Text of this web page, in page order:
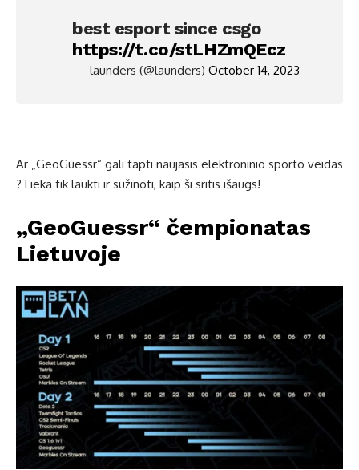
best esport since csgo
https://t.co/stLHZmQEcz
— launders (@launders) October 14, 2023
Ar „GeoGuessr“ gali tapti naujasis elektroninio sporto veidas
? Lieka tik laukti ir sužinoti, kaip ši sritis išaugs!
„GeoGuessr“ čempionatas
Lietuvoje